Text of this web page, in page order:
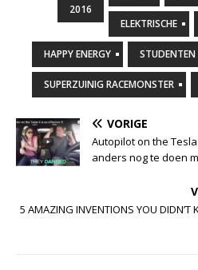
2016
ELEKTRISCHE
HAPPY ENERGY
SUPERZUINIG RACEMONSTER
VORIGE
Autopilot on the
anders nog te doen
5 AMAZING INVENTIONS YOU DIDN’T